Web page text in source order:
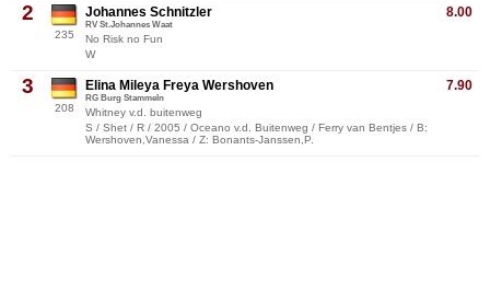
2
235
8.00
Johannes Schnitzler
RV St.Johannes Waat
No Risk no Fun
W
3
208
7.90
Elina Mileya Freya Wershoven
RG Burg Stammeln
Whitney v.d. buitenweg
S / Shet / R / 2005 / Oceano v.d. Buitenweg / Ferry van Bentjes / B:
Wershoven,Vanessa / Z: Bonants-Janssen,P.